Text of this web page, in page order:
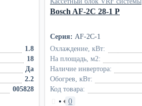
1.8
18
Да
2.2
005828
Bosch AF-2C 28-1 P
Серия: AF-2C-1
Охлаждение, кВт:
На площадь, м2:
Наличие инвертора:
Обогрев, кВт:
Код товара:
• 0